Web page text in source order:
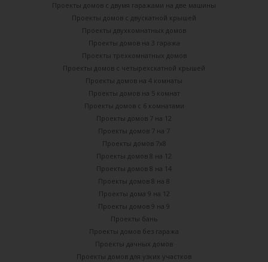
Проекты домов с двумя гаражами на две машины
Проекты домов с двускатной крышей
Проекты двухкомнатных домов
Проекты домов на 3 гаража
Проекты трехкомнатных домов
Проекты домов с четырехскатной крышей
Проекты домов на 4 комнаты
Проекты домов на 5 комнат
Проекты домов с 6 комнатами
Проекты домов 7 на 12
Проекты домов 7 на 7
Проекты домов 7х8
Проекты домов 8 на 12
Проекты домов 8 на 14
Проекты домов 8 на 8
Проекты дома 9 на 12
Проекты домов 9 на 9
Проекты бань
Проекты домов без гаража
Проекты дачных домов
Проекты домов для узких участков